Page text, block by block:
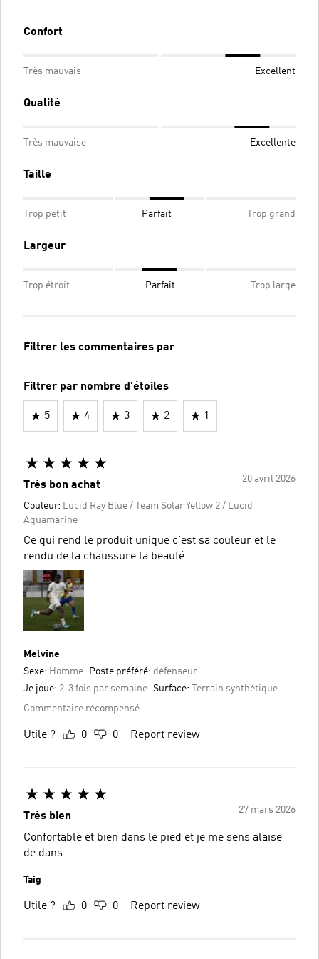
Confort
Très mauvais Excellent
Qualité
Très mauvaise Excellente
Taille
Trop petit Parfait Trop grand
Largeur
Trop étroit Parfait Trop large
Filtrer les commentaires par
Filtrer par nombre d'étoiles
5 4 3 2 1
20 avril 2026
Très bon achat
Couleur: Lucid Ray Blue / Team Solar Yellow 2 / Lucid
Aquamarine
Ce qui rend le produit unique c’est sa couleur et le
rendu de la chaussure la beauté
Melvine
Sexe: Homme Poste préféré: défenseur
Je joue: 2-3 fois par semaine Surface:
Terrain synthétique
Commentaire récompensé
Utile ? 0 0 Report review
27 mars 2026
Très bien
Confortable et bien dans le pied et je me sens alaise
de dans
Taig
Utile ? 0 0 Report review